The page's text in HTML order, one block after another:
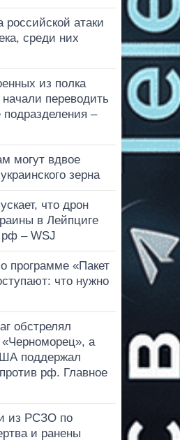
атаки
среди них
из полка
переводить
подразделения –
могут вдвое
зерна
что дрон
в Лейпциге
рф – WSJ
программе «Пакет
что нужно
обстрелял
а
поддержал
рф. Главное
из РСЗО по
и ранены